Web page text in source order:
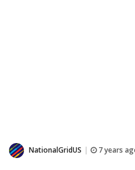
NationalGridUS 7 years